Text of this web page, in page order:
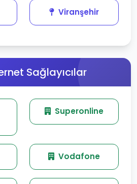
Viranşehir
Sağlayıcılar
Superonline
Vodafone